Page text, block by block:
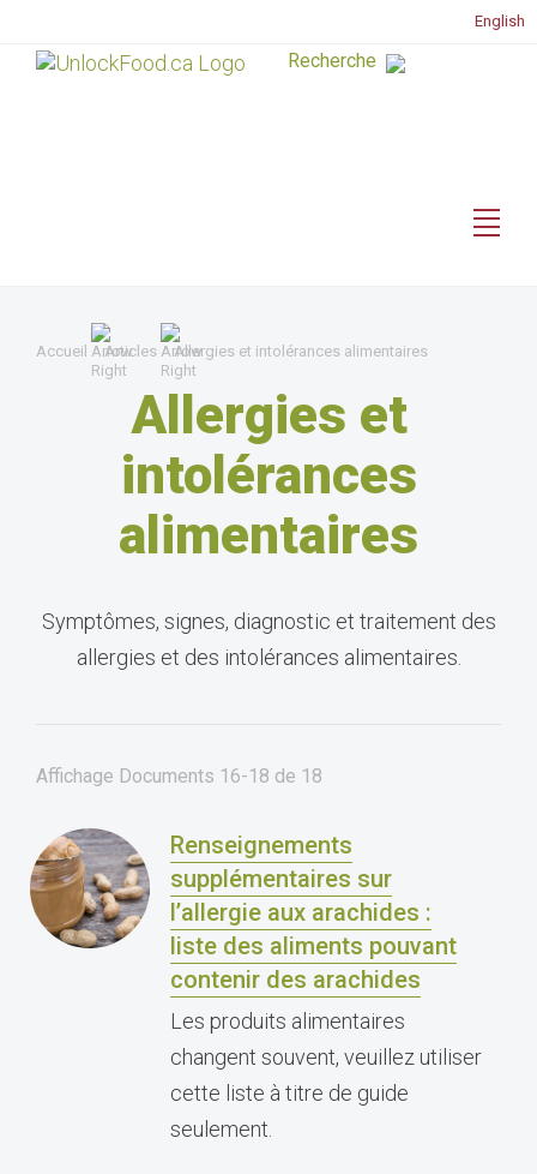
English
Accueil Articles Allergies et intolérances alimentaires
Allergies et
intolérances
alimentaires
Symptômes, signes, diagnostic et traitement des
allergies et des intolérances alimentaires.
Affichage Documents 16-18 de 18
Renseignements
supplémentaires sur
l’allergie aux arachides :
liste des aliments pouvant
contenir des arachides
Les produits alimentaires
changent souvent, veuillez utiliser
cette liste à titre de guide
seulement.